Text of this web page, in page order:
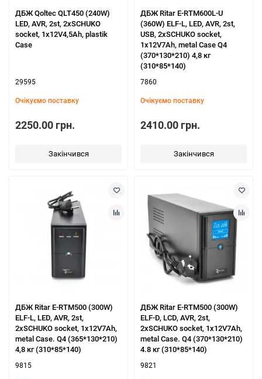
ДБЖ Qoltec QLT450 (240W)
LED, AVR, 2st, 2xSCHUKO
socket, 1x12V4,5Ah, plastik
Case
29595
Очікуємо поставку
2250.00 грн.
Закінчився
ДБЖ Ritar E-RTM600L-U
(360W) ELF-L, LED, AVR, 2st,
USB, 2xSCHUKO socket,
1x12V7Ah, metal Case Q4
(370*130*210) 4,8 кг
(310*85*140)
7860
Очікуємо поставку
2410.00 грн.
Закінчився
ДБЖ Ritar E-RTM500 (300W)
ELF-L, LED, AVR, 2st,
2xSCHUKO socket, 1x12V7Ah,
metal Case. Q4 (365*130*210)
4,8 кг (310*85*140)
9815
ДБЖ Ritar E-RTM500 (300W)
ELF-D, LCD, AVR, 2st,
2xSCHUKO socket, 1x12V7Ah,
metal Case. Q4 (370*130*210)
4.8 кг (310*85*140)
9821